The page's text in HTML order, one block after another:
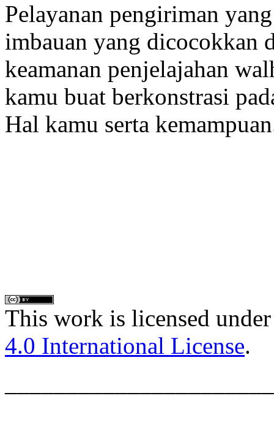
Pelayanan pengiriman
imbauan yang dicocokkan
keamanan penjelajahan
kamu buat berkonstrasi
Hal kamu serta
This work is licensed
4.0 International License.